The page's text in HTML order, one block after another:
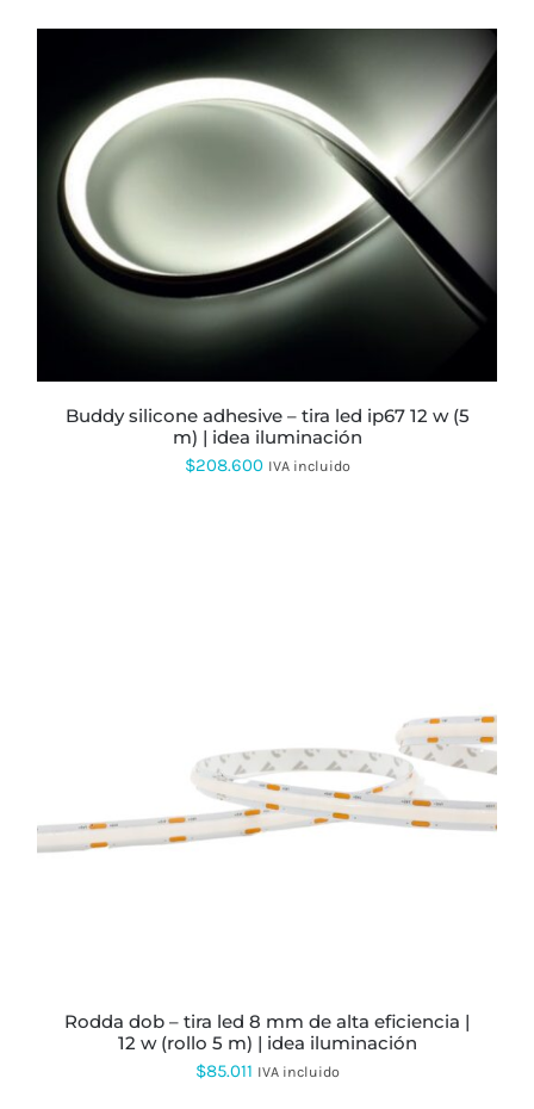
PRODUCTO
TIENE
MÚLTIPLES
VARIANTES.
LAS
OPCIONES
PUEDEN
EN
LA
PÁGINA
buddy silicone adhesive – tira led ip67 12 w (5
m) | idea iluminación
$208.600 IVA incluido
rodda dob – tira led 8 mm de alta eficiencia |
12 w (rollo 5 m) | idea iluminación
$85.011 IVA incluido